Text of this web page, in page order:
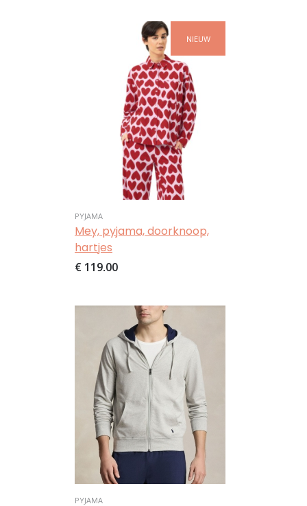
NIEUW
PYJAMA
Mey, pyjama, doorknoop,
hartjes
€ 119,00
Afbeelding
PYJAMA